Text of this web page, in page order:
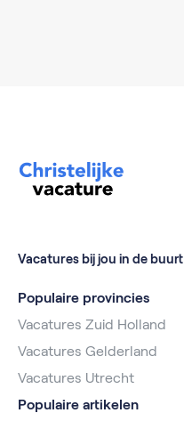
Vacatures bij jou in de buurt
Populaire provincies
Vacatures Zuid Holland
Vacatures Gelderland
Vacatures Utrecht
Populaire artikelen